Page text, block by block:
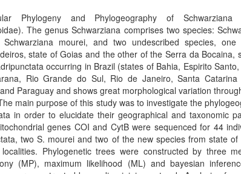
Phylogeny and Phylogeography of Schwarziana
The genus Schwarziana comprises two species:
Schwarziana mourei, and two undescribed species,
state of Goias and the other of the Serra da Bocaina,
occurring in Brazil (states of Bahia, Espirito Santo,
Rio Grande do Sul, Rio de Janeiro, Santa
Paraguay and shows great morphological variation
main purpose of this study was to investigate the
in order to elucidate their geographical and taxonomic
genes COI and CytB were sequenced for 44
two S. mourei and two of the new species from state of
Phylogenetic trees were constructed by three
(MP), maximum likelihood (ML) and bayesian